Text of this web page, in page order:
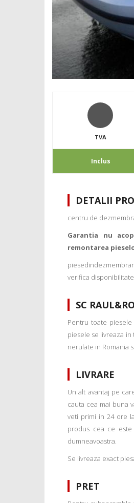
TVA
Inclus
DETALII
centru de
Garantia nu
remontarea
verifica
SC
Pentru toate
piesele se livreaza
nerulate in Romania
LIVRARE
Un alt avantaj pe
cauta cea mai buna
veti primi in 24 ore
produs cea ce
dumneavoastra.
Se livreaza exact
PRET